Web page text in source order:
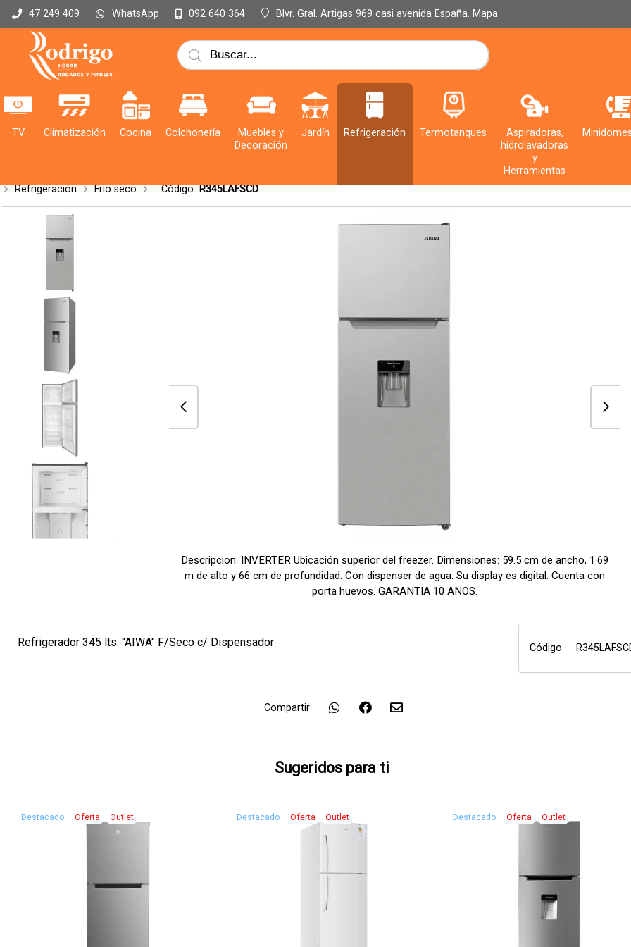
47 249 409 WhatsApp 092 640 364 Blvr. Gral. Artigas 969 casi avenida España. Mapa
TV Climatización Cocina Colchonería
Muebles y
Decoración
Jardín Refrigeración Termotanques
Aspiradoras,
hidrolavadoras
y
Herramientas
Refrigeración Frio seco Código: R345LAFSCD
Descripcion: INVERTER Ubicación superior del freezer. Dimensiones: 59.5 cm de ancho, 1.69
m de alto y 66 cm de profundidad. Con dispenser de agua. Su display es digital. Cuenta con
porta huevos. GARANTIA 10 AÑOS.
Código
Refrigerador 345 lts. "AIWA" F/Seco c/ Dispensador
Compartir
Sugeridos para ti
Destacado Oferta Outlet Destacado Oferta Outlet Destacado Oferta Outlet